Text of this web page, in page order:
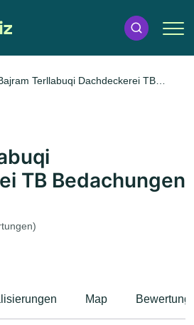
Terllabuqi Dachdeckerei TB
TB Bedachungen
Map